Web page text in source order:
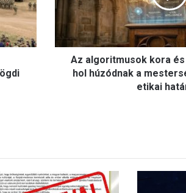
o
t
é
s
Az algoritmusok kora
hol húzódnak a
etikai